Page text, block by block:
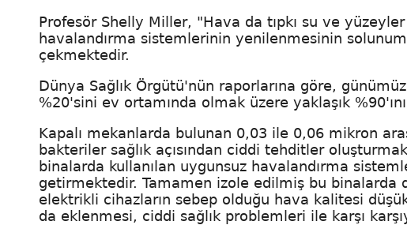
Profesör Shelly Miller, "Hava da tıpkı su ve
havalandırma sistemlerinin yenilenmesinin
çekmektedir.
Dünya Sağlık Örgütü'nün raporlarına göre,
%20'sini ev ortamında olmak üzere yaklaşık
Kapalı mekanlarda bulunan 0,03 ile 0,06 mikron
bakteriler sağlık açısından ciddi tehditler
binalarda kullanılan uygunsuz havalandırma
getirmektedir. Tamamen izole edilmiş bu binalarda
elektrikli cihazların sebep olduğu hava kalitesi
da eklenmesi, ciddi sağlık problemleri ile karşı